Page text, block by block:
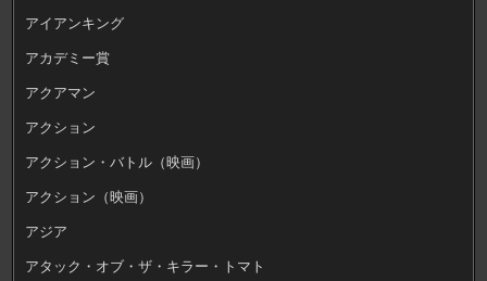
アイアンキング
アカデミー賞
アクアマン
アクション
アクション・バトル（映画）
アクション（映画）
アジア
アタック・オブ・ザ・キラー・トマト